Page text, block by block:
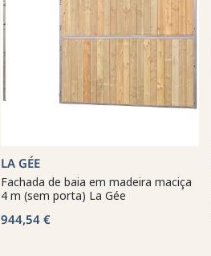
LA GÉE
Fachada de baia em madeira maciça
4 m (sem porta) La Gée
944,54 €